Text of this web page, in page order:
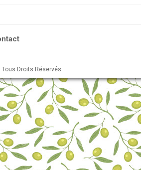
Droits Réservés.